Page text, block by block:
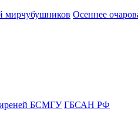
мирчубушников Осеннее
БСМГУ ГБСАН РФ